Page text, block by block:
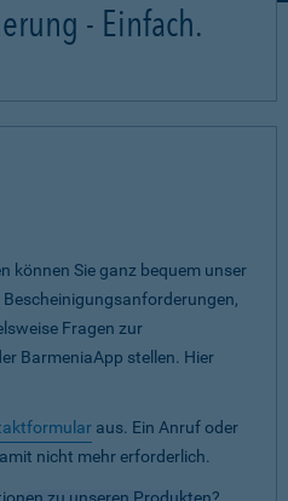
- Einfach.
können Sie ganz bequem unser
Fragen zur
BarmeniaApp stellen. Hier
aus. Ein Anruf oder
nicht mehr erforderlich.